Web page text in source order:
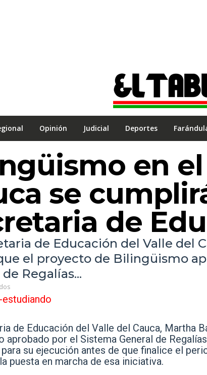
Opinión Judicial Deportes
en
se
de
de Educación del Valle del
el proyecto de Bilingüismo
Regalías...
de Educación del Valle del Cauca, Martha
aprobado por el Sistema General de
su ejecución antes de que finalice el
puesta en marcha de esa iniciativa.